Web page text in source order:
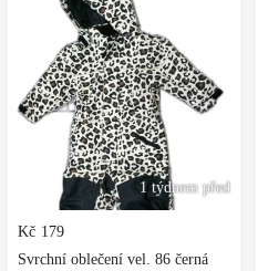
1 týdnem před
Kč 179
Svrchní oblečení vel. 86 černá